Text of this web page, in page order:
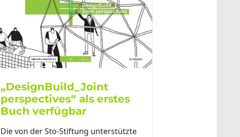
„DesignBuild_Joint
perspectives“ als erstes
Buch verfügbar
Die von der Sto-Stiftung unterstützte